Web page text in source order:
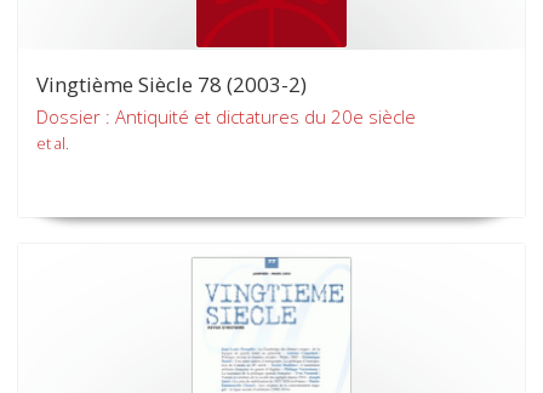
Vingtième Siècle 78 (2003-2)
Dossier : Antiquité et dictatures du 20e siècle
et al.